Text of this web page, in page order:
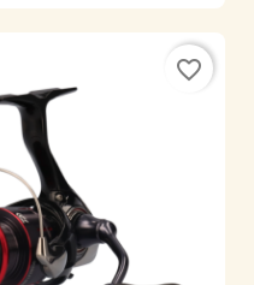
favorite_border